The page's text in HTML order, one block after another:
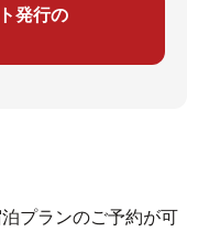
発行の
プランのご予約が可